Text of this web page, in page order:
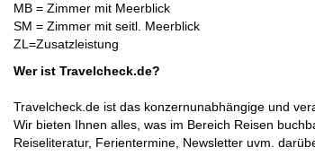
MB = Zimmer mit Meerblick
SM = Zimmer mit seitl. Meerblick
ZL=Zusatzleistung
Wer ist Travelcheck.de?
Travelcheck.de ist das konzernunabhängige und
Wir bieten Ihnen alles, was im Bereich Reisen
Reiseliteratur, Ferientermine, Newsletter uvm.